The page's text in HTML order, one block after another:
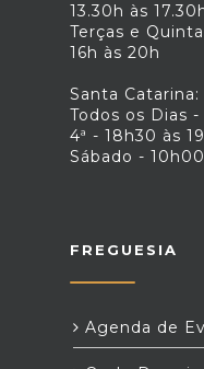
13.30h às
Terças e
16h às 20h
Santa Catarina:
Todos os Dias
4ª - 18h30 às
Sábado -
FREGUESIA
Agenda de